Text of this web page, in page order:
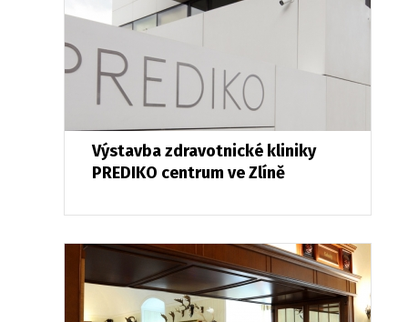
Výstavba zdravotnické kliniky
PREDIKO centrum ve Zlíně